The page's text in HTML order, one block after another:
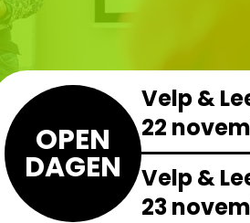
OPEN
DAGEN
Velp &
22
Velp &
23